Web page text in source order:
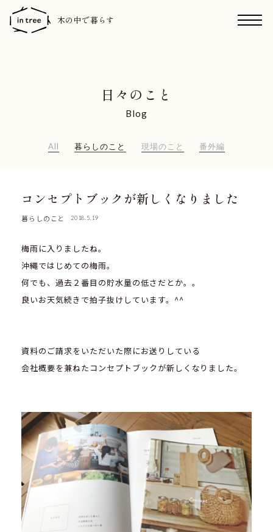
木の中で暮らす
日々のこと
Blog
All 暮らしのこと 現場のこと 番外編
コンセプトブックが新しくなりました
暮らしのこと 2018.5.19
梅雨に入りましたね。
沖縄ではじめての梅雨。
何でも、過去２番目の貯水量の低さだとか。。
良いお天気続きで拍子抜けしています。^^
資料のご請求をいただいた際にお送りしている
会社概要を兼ねたコンセプトブックが新しくなりました。